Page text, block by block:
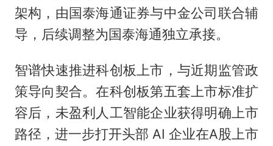
架构，由国泰海通证券与中金公司联合辅
导，后续调整为国泰海通独立承接。
智谱快速推进科创板上市，与近期监管政
策导向契合。在科创板第五套上市标准扩
容后，未盈利人工智能企业获得明确上市
路径，进一步打开头部 AI 企业在A股上市